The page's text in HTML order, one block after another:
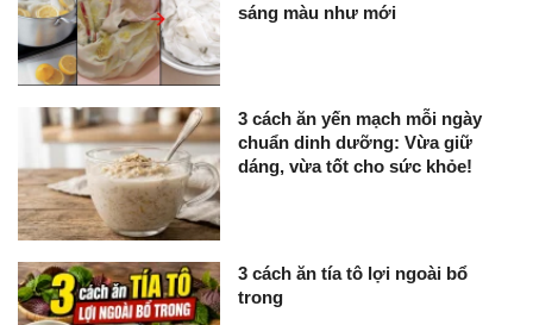
sáng màu như mới
3 cách ăn yến mạch mỗi ngày
chuẩn dinh dưỡng: Vừa giữ
dáng, vừa tốt cho sức khỏe!
3 cách ăn tía tô lợi ngoài bổ
trong